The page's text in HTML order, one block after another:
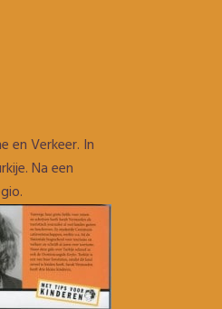
en Verkeer. In
Na een